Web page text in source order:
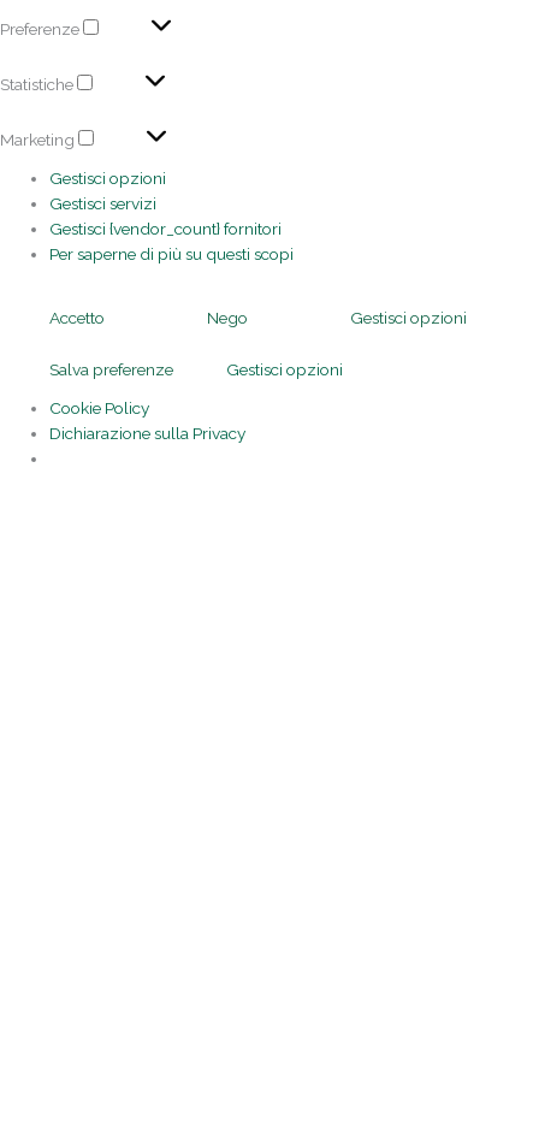
Preferenze
Statistiche
Marketing
Gestisci opzioni
Gestisci servizi
Gestisci {vendor_count} fornitori
Per saperne di più su questi scopi
Accetto Nego Gestisci opzioni
Salva preferenze
Gestisci opzioni
Cookie Policy
Dichiarazione sulla Privacy